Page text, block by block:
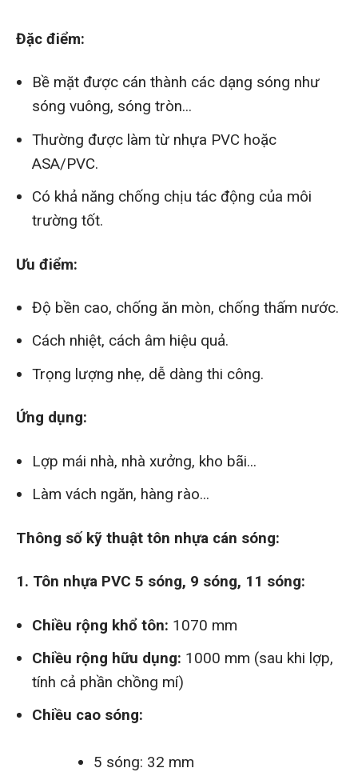
Đặc điểm:
Bề mặt được cán thành các dạng sóng như
sóng vuông, sóng tròn...
Thường được làm từ nhựa PVC hoặc
ASA/PVC.
Có khả năng chống chịu tác động của môi
trường tốt.
Ưu điểm:
Độ bền cao, chống ăn mòn, chống thấm nước.
Cách nhiệt, cách âm hiệu quả.
Trọng lượng nhẹ, dễ dàng thi công.
Ứng dụng:
Lợp mái nhà, nhà xưởng, kho bãi...
Làm vách ngăn, hàng rào...
Thông số kỹ thuật tôn nhựa cán sóng:
1. Tôn nhựa PVC 5 sóng, 9 sóng, 11 sóng:
Chiều rộng khổ tôn: 1070 mm
Chiều rộng hữu dụng: 1000 mm (sau khi lợp,
tính cả phần chồng mí)
Chiều cao sóng:
5 sóng: 32 mm